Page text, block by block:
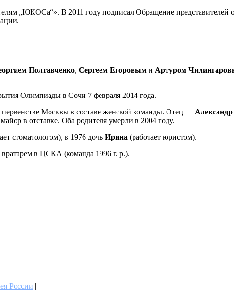
„ЮКОСа“». В 2011 году подписал Обращение представителей
Полтавченко, Сергеем Егоровым и Артуром
Олимпиады в Сочи 7 февраля 2014 года.
первенстве Москвы в составе женской команды. Отец —
в отставке. Оба родителя умерли в 2004 году.
стоматологом), в 1976 дочь Ирина (работает юристом).
в ЦСКА (команда 1996 г. р.).
России |